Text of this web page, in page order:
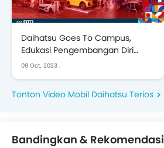
Daihatsu Goes To Campus,
Edukasi Pengembangan Diri
untuk Masuk Dunia Kerja |
09 Oct, 2023 .
Tonton Video Mobil Daihatsu Terios
Bandingkan & Rekomendasi